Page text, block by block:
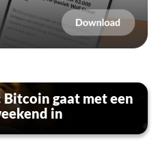
gaat met een
in